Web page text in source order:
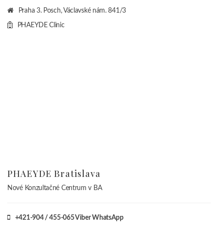
Praha 3. Posch, Václavské nám. 841/3
PHAEYDE Clinic
PHAEYDE Bratislava
Nové Konzultačné Centrum v BA
+421-904 / 455-065 Viber WhatsApp